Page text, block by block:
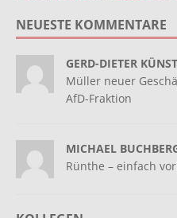
NEUESTE KOMMENTARE
GERD-DIETER
Müller neuer
AfD-Fraktion
MICHAEL
Rünthe – einfach